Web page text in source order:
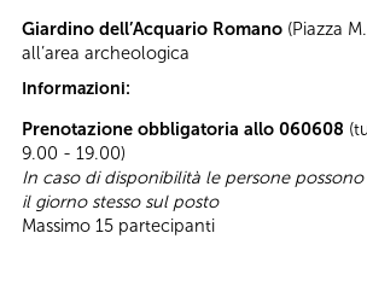
Giardino dell’Acquario Romano (Piazza
all’area archeologica
Informazioni:
Prenotazione obbligatoria allo 060608
9.00 - 19.00)
In caso di disponibilità le persone
il giorno stesso sul posto
Massimo 15 partecipanti